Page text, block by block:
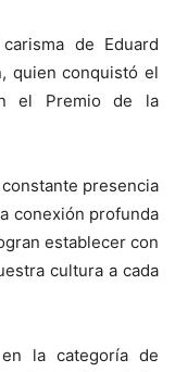
de Eduard
quien conquistó el
el Premio de la
presencia
conexión profunda
establecer con
cultura a cada
la categoría de